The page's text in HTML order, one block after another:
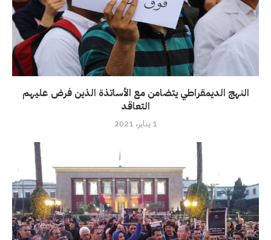
النهج الديمقراطي يتضامن مع الأساتذة الذين فرض عليهم
التعاقد
1 يناير، 2021